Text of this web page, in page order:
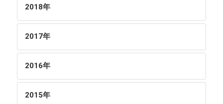
2018年
2017年
2016年
2015年